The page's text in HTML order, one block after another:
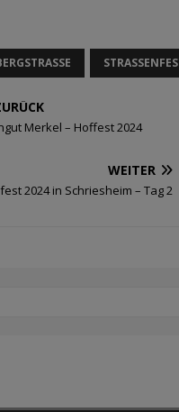
STRASSENFEST
Merkel – Hoffest 2024
WEITER
2024 in Schriesheim – Tag 2